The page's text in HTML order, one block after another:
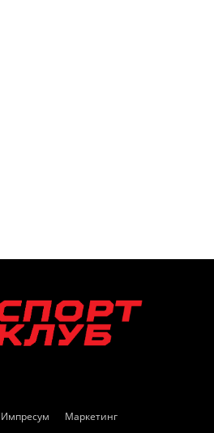
Импресум Маркетинг